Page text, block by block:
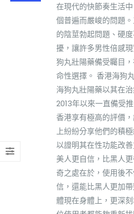
在現代的快節奏生活
個普遍而嚴峻的問題
的陰莖勃起問題、硬
擾，讓許多男性倍感
狗丸壯陽藥備受矚目
命性選擇。 香港海狗
海狗丸壯陽藥以其在
2013年以來一直備受
香港享有極高的評價
上紛紛分享他們的積
以證明其在性功能改
美人更自信，比黑人
奇之處在於，使用後
信，還能比黑人更加
體現在身體上，更深